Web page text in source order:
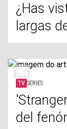
¿Has
largas
TV SERIES
del